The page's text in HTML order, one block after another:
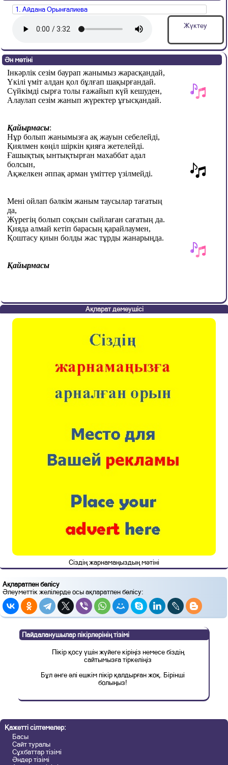
1. Айдана Орынғалиева
Жүктеу
Ән мәтіні
Інкәрлік сезім баурап жанымыз жарасқандай,
Үкілі үміт алдан қол бұлғап шақырғандай.
Сүйкімді сырға толы ғажайып күй кешуден,
Алаулап сезім жанып жүректер ұғысқандай.
Қайырмасы:
Нұр болып жанымызға ақ жауын себелейді,
Қиялмен көңіл шіркін қияға жетелейді.
Ғашықтық ынтықтырған махаббат адал
болсын,
Ақжелкен әппақ арман үміттер үзілмейді.
Мені ойлап бәлкім жаным таусылар тағатың
да,
Жүрегің болып соқсын сыйлаған сағатың да.
Қияда алмай кетіп барасың қарайлаумен,
Қоштасу қиын болды жас тұрды жанарыңда.
Қайырмасы
Ақпарат демеушісі
Сіздің жарнамаңыздың мәтіні
Ақпаратпен бөлісу
Әлеуметтік желілерде осы ақпаратпен бөлісу:
Пайдаланушылар пікірлерінің тізімі
Пікір қосу үшін жүйеге кіріңіз немесе біздің
сайтымызға тіркеліңіз
Бұл әнге әлі ешкім пікір қалдырған жоқ. Бірінші
болыңыз!
Қажетті сілтемелер:
Басы
Сайт туралы
Сұхбаттар тізімі
Әндер тізімі